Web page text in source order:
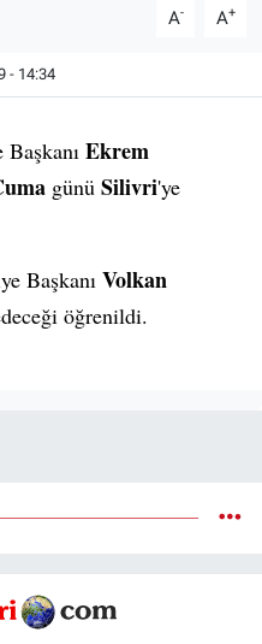
A- A+
- 14:34
Ekrem
günü Silivri'ye
Başkanı Volkan
öğrenildi.